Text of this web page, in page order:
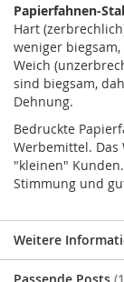
Papierfahnen-
Hart
weniger
Weich
sind biegsam,
Dehnung.
Bedruckte
Werbemittel. Das
"kleinen"
Stimmung und
Weitere